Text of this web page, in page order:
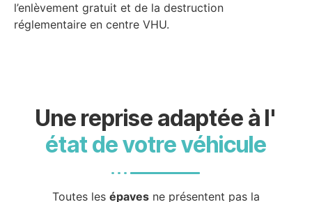
l’enlèvement gratuit et de la destruction
réglementaire en centre VHU.
Une reprise adaptée à l'
état de votre véhicule
Toutes les épavesne présentent pas la